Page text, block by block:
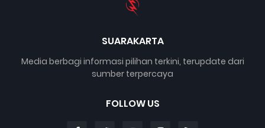
SUARAKARTA
Media berbagi informasi pilihan terkini, terupdate dari
sumber terpercaya
FOLLOW US